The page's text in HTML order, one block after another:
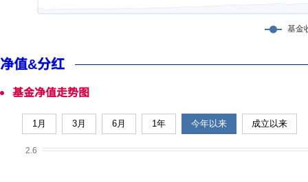
净值&分红
基金净值走势图
1月 3月 6月 1年 今年以来 成立以来